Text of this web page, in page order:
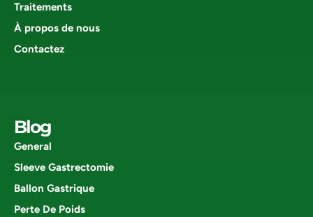
Traitements
À propos de nous
Contactez
Blog
General
Sleeve Gastrectomie
Ballon Gastrique
Perte De Poids